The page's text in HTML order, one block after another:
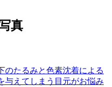
真
のたるみと色素沈着による
与えてしまう目元がお悩み